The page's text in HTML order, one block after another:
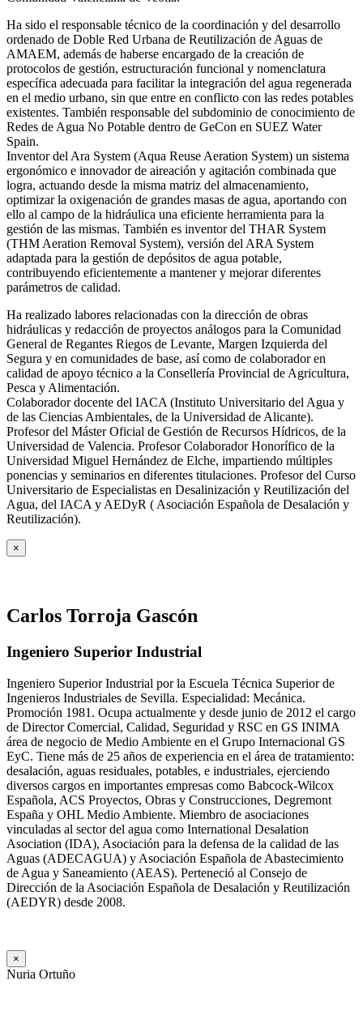
Ha sido el responsable técnico de la coordinación y del desarrollo
ordenado de Doble Red Urbana de Reutilización de Aguas de
AMAEM, además de haberse encargado de la creación de
protocolos de gestión, estructuración funcional y nomenclatura
específica adecuada para facilitar la integración del agua regenerada
en el medio urbano, sin que entre en conflicto con las redes potables
existentes. También responsable del subdominio de conocimiento de
Redes de Agua No Potable dentro de GeCon en SUEZ Water
Spain.
Inventor del Ara System (Aqua Reuse Aeration System) un sistema
ergonómico e innovador de aireación y agitación combinada que
logra, actuando desde la misma matriz del almacenamiento,
optimizar la oxigenación de grandes masas de agua, aportando con
ello al campo de la hidráulica una eficiente herramienta para la
gestión de las mismas. También es inventor del THAR System
(THM Aeration Removal System), versión del ARA System
adaptada para la gestión de depósitos de agua potable,
contribuyendo eficientemente a mantener y mejorar diferentes
parámetros de calidad.
Ha realizado labores relacionadas con la dirección de obras
hidráulicas y redacción de proyectos análogos para la Comunidad
General de Regantes Riegos de Levante, Margen Izquierda del
Segura y en comunidades de base, así como de colaborador en
calidad de apoyo técnico a la Consellería Provincial de Agricultura,
Pesca y Alimentación.
Colaborador docente del IACA (Instituto Universitario del Agua y
de las Ciencias Ambientales, de la Universidad de Alicante).
Profesor del Máster Oficial de Gestión de Recursos Hídricos, de la
Universidad de Valencia. Profesor Colaborador Honorífico de la
Universidad Miguel Hernández de Elche, impartiendo múltiples
ponencias y seminarios en diferentes titulaciones. Profesor del Curso
Universitario de Especialistas en Desalinización y Reutilización del
Agua, del IACA y AEDyR ( Asociación Española de Desalación y
Reutilización).
×
Carlos Torroja Gascón
Ingeniero Superior Industrial
Ingeniero Superior Industrial por la Escuela Técnica Superior de
Ingenieros Industriales de Sevilla. Especialidad: Mecánica.
Promoción 1981. Ocupa actualmente y desde junio de 2012 el cargo
de Director Comercial, Calidad, Seguridad y RSC en GS INIMA
área de negocio de Medio Ambiente en el Grupo Internacional GS
EyC. Tiene más de 25 años de experiencia en el área de tratamiento:
desalación, aguas residuales, potables, e industriales, ejerciendo
diversos cargos en importantes empresas como Babcock-Wilcox
Española, ACS Proyectos, Obras y Construcciones, Degremont
España y OHL Medio Ambiente. Miembro de asociaciones
vinculadas al sector del agua como International Desalation
Asociation (IDA), Asociación para la defensa de la calidad de las
Aguas (ADECAGUA) y Asociación Española de Abastecimiento
de Agua y Saneamiento (AEAS). Perteneció al Consejo de
Dirección de la Asociación Española de Desalación y Reutilización
(AEDYR) desde 2008.
×
Nuria Ortuño